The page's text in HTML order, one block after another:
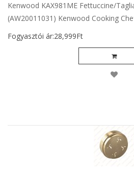
Kenwood KAX981ME Fettuccine/
(AW20011031) Kenwood Cooking
Fogyasztói ár:28,999Ft